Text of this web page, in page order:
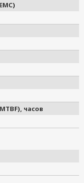
часов